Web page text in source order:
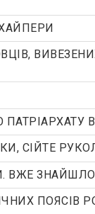
В
СІЙТЕ
ВЖЕ
ПОЯСІВ